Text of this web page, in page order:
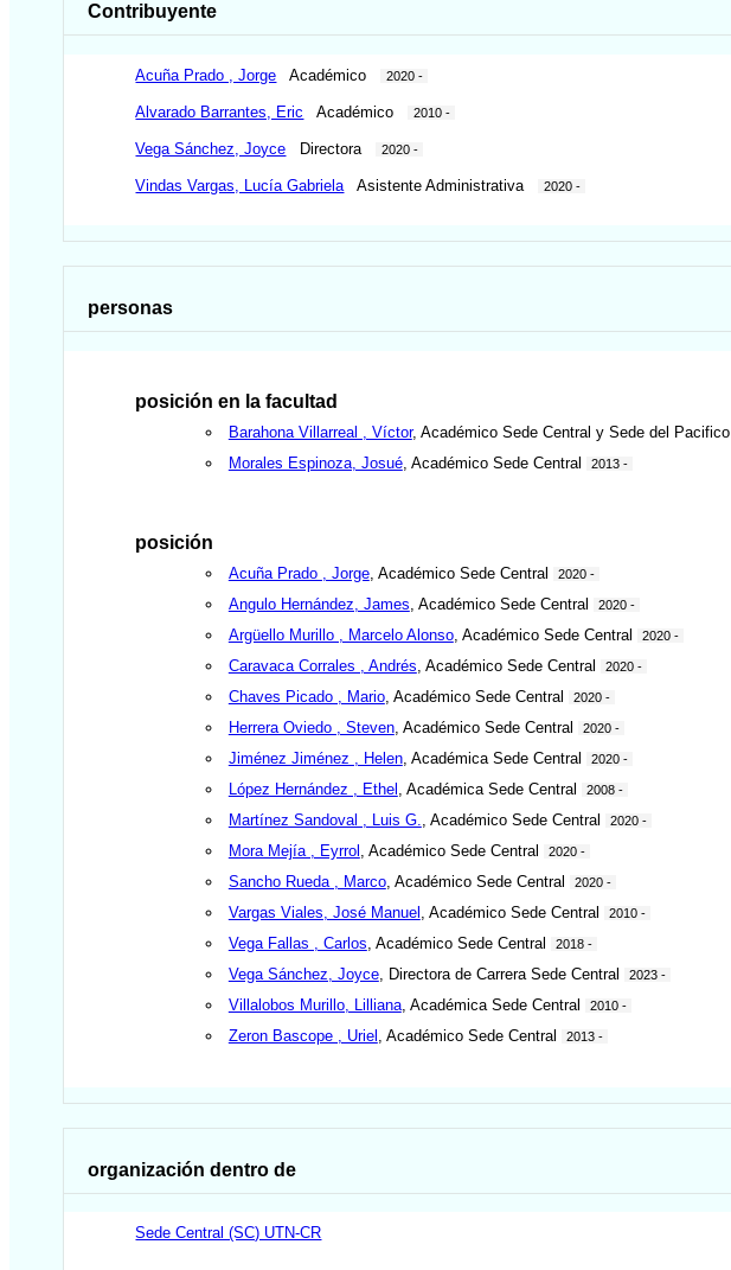
Contribuyente
Acuña Prado , Jorge Académico 2020 -
Alvarado Barrantes, Eric Académico 2010 -
Vega Sánchez, Joyce Directora 2020 -
Vindas Vargas, Lucía GabrielaAsistente Administrativa 2020 -
personas
posición en la facultad
Barahona Villarreal , Víctor, Académico Sede Central y Sede del Pacifico
Morales Espinoza, Josué, Académico Sede Central 2013 -
posición
Acuña Prado , Jorge, Académico Sede Central 2020 -
Angulo Hernández, James , Académico Sede Central 2020 -
Argüello Murillo , Marcelo Alonso, Académico Sede Central 2020 -
Caravaca Corrales , Andrés , Académico Sede Central 2020 -
Chaves Picado , Mario, Académico Sede Central 2020 -
Herrera Oviedo , Steven, Académico Sede Central 2020 -
Jiménez Jiménez , Helen, Académica Sede Central 2020 -
López Hernández , Ethel , Académica Sede Central 2008 -
Martínez Sandoval , Luis G. , Académico Sede Central 2020 -
Mora Mejía , Eyrrol , Académico Sede Central 2020 -
Sancho Rueda , Marco, Académico Sede Central 2020 -
Vargas Viales, José Manuel , Académico Sede Central 2010 -
Vega Fallas , Carlos , Académico Sede Central 2018 -
Vega Sánchez, Joyce, Directora de Carrera Sede Central 2023 -
Villalobos Murillo, Lilliana, Académica Sede Central 2010 -
Zeron Bascope , Uriel , Académico Sede Central 2013 -
organización dentro de
Sede Central (SC) UTN-CR